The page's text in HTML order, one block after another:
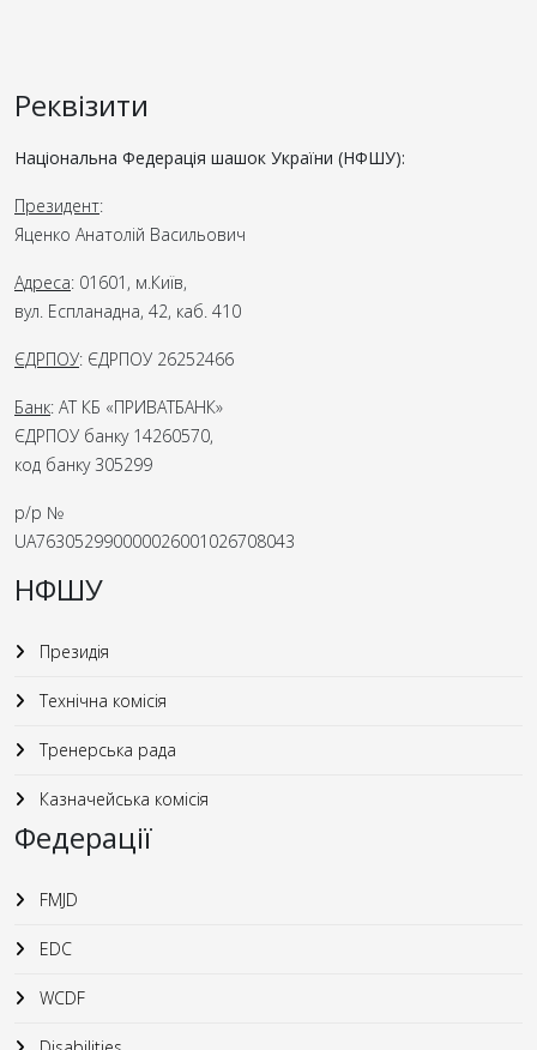
Реквізити
Національна Федерація шашок України (НФШУ):
Президент:
Яценко Анатолій Васильович
Адреса: 01601, м.Київ,
вул. Еспланадна, 42, каб. 410
ЄДРПОУ: ЄДРПОУ 26252466
Банк: АТ КБ «ПРИВАТБАНК»
ЄДРПОУ банку 14260570,
код банку 305299
р/р №
UA763052990000026001026708043
НФШУ
Президія
Технічна комісія
Тренерська рада
Казначейська комісія
Федерації
FMJD
EDC
WCDF